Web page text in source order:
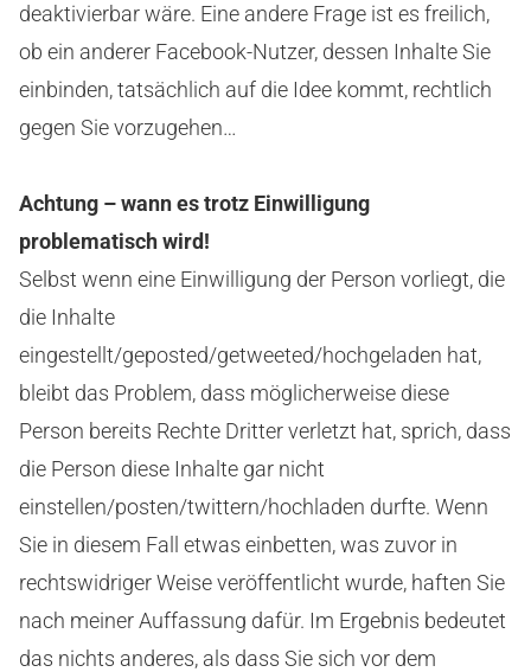
deaktivierbar wäre. Eine andere Frage ist es freilich,
ob ein anderer Facebook-Nutzer, dessen Inhalte Sie
einbinden, tatsächlich auf die Idee kommt, rechtlich
gegen Sie vorzugehen…
Achtung – wann es trotz Einwilligung
problematisch wird!
Selbst wenn eine Einwilligung der Person vorliegt, die
die Inhalte
eingestellt/geposted/getweeted/hochgeladen hat,
bleibt das Problem, dass möglicherweise diese
Person bereits Rechte Dritter verletzt hat, sprich, dass
die Person diese Inhalte gar nicht
einstellen/posten/twittern/hochladen durfte. Wenn
Sie in diesem Fall etwas einbetten, was zuvor in
rechtswidriger Weise veröffentlicht wurde, haften Sie
nach meiner Auffassung dafür. Im Ergebnis bedeutet
das nichts anderes, als dass Sie sich vor dem